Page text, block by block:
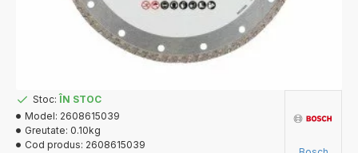
Stoc: ÎN STOC
Model: 2608615039
Greutate: 0.10kg
Cod produs: 2608615039